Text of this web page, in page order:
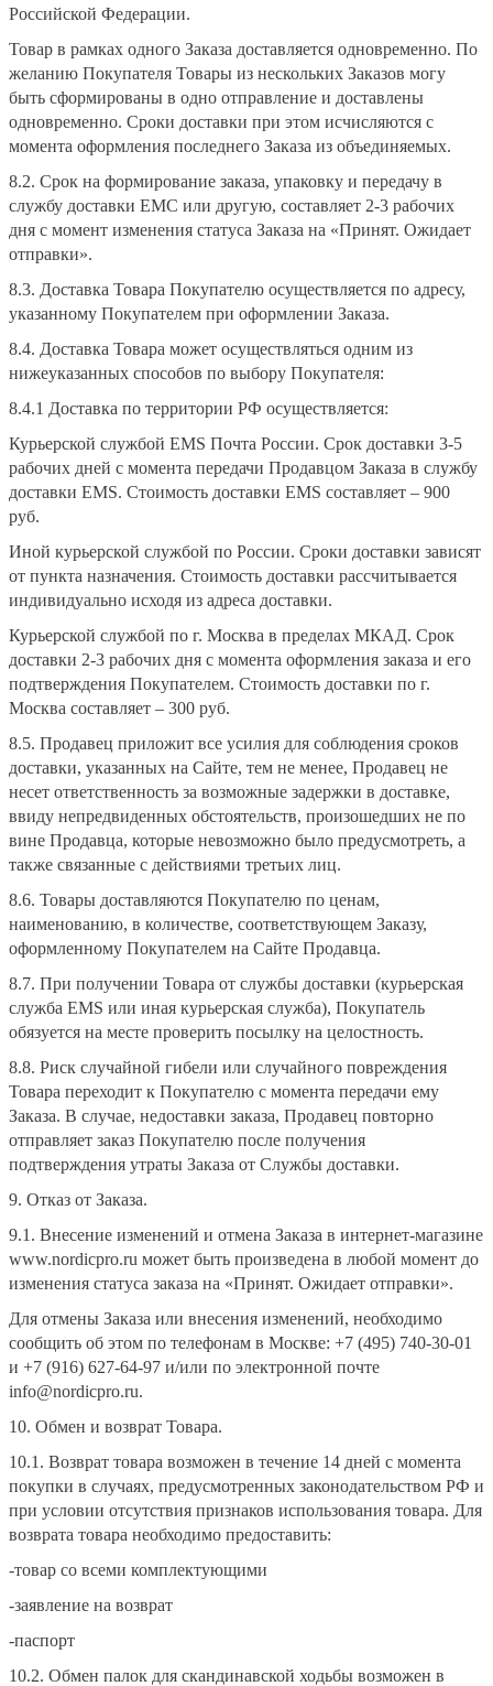
Российской Федерации.
Товар в рамках одного Заказа доставляется одновременно. По
желанию Покупателя Товары из нескольких Заказов могу
быть сформированы в одно отправление и доставлены
одновременно. Сроки доставки при этом исчисляются с
момента оформления последнего Заказа из объединяемых.
8.2. Срок на формирование заказа, упаковку и передачу в
службу доставки ЕМС или другую, составляет 2-3 рабочих
дня с момент изменения статуса Заказа на «Принят. Ожидает
отправки».
8.3. Доставка Товара Покупателю осуществляется по адресу,
указанному Покупателем при оформлении Заказа.
8.4. Доставка Товара может осуществляться одним из
нижеуказанных способов по выбору Покупателя:
8.4.1 Доставка по территории РФ осуществляется:
Курьерской службой EMS Почта России. Срок доставки 3-5
рабочих дней с момента передачи Продавцом Заказа в службу
доставки EMS. Стоимость доставки EMS составляет – 900
руб.
Иной курьерской службой по России. Сроки доставки зависят
от пункта назначения. Стоимость доставки рассчитывается
индивидуально исходя из адреса доставки.
Курьерской службой по г. Москва в пределах МКАД. Срок
доставки 2-3 рабочих дня с момента оформления заказа и его
подтверждения Покупателем. Стоимость доставки по г.
Москва составляет – 300 руб.
8.5. Продавец приложит все усилия для соблюдения сроков
доставки, указанных на Сайте, тем не менее, Продавец не
несет ответственность за возможные задержки в доставке,
ввиду непредвиденных обстоятельств, произошедших не по
вине Продавца, которые невозможно было предусмотреть, а
также связанные с действиями третьих лиц.
8.6. Товары доставляются Покупателю по ценам,
наименованию, в количестве, соответствующем Заказу,
оформленному Покупателем на Сайте Продавца.
8.7. При получении Товара от службы доставки (курьерская
служба EMS или иная курьерская служба), Покупатель
обязуется на месте проверить посылку на целостность.
8.8. Риск случайной гибели или случайного повреждения
Товара переходит к Покупателю с момента передачи ему
Заказа. В случае, недоставки заказа, Продавец повторно
отправляет заказ Покупателю после получения
подтверждения утраты Заказа от Службы доставки.
9. Отказ от Заказа.
9.1. Внесение изменений и отмена Заказа в интернет-магазине
www.nordicpro.ru может быть произведена в любой момент до
изменения статуса заказа на «Принят. Ожидает отправки».
Для отмены Заказа или внесения изменений, необходимо
сообщить об этом по телефонам в Москве: +7 (495) 740-30-01
и +7 (916) 627-64-97 и/или по электронной почте
info@nordicpro.ru.
10. Обмен и возврат Товара.
10.1. Возврат товара возможен в течение 14 дней с момента
покупки в случаях, предусмотренных законодательством РФ и
при условии отсутствия признаков использования товара. Для
возврата товара необходимо предоставить:
-товар со всеми комплектующими
-заявление на возврат
-паспорт
10.2. Обмен палок для скандинавской ходьбы возможен в